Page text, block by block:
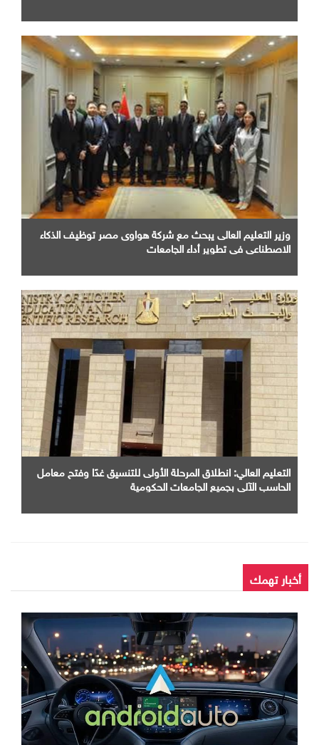
وزير التعليم العالى يبحث مع شركة هواوى مصر توظيف الذكاء
الاصطناعى فى تطوير أداء الجامعات
التعليم العالي: انطلاق المرحلة الأولى للتنسيق غدًا وفتح معامل
الحاسب الآلي بجميع الجامعات الحكومية
أخبار تهمك